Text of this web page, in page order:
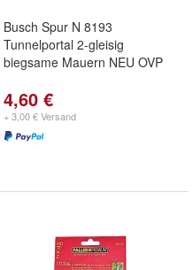
Busch Spur N 8193
Tunnelportal 2-gleisig
biegsame Mauern NEU OVP
4,60 €
+ 3,00 € Versand